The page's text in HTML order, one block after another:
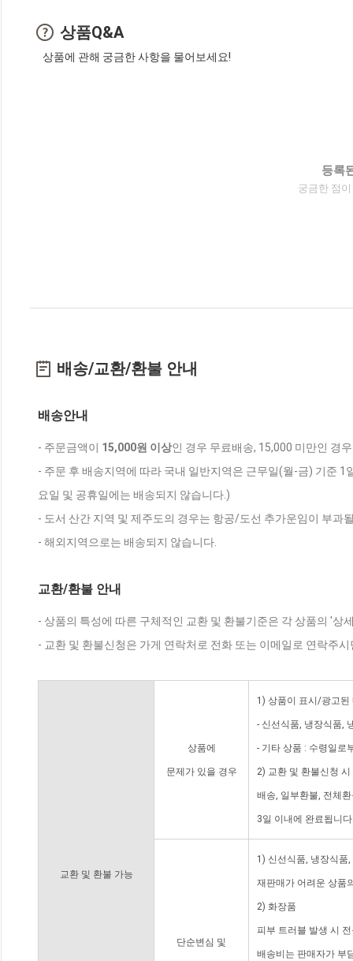
상품Q&A
상품에 관해 궁금한 사항을 물어보세요!
등록
궁금한 점
배송/교환/환불 안내
배송안내
- 주문금액이 15,000원 이상인 경우 무료배송, 15,000 미만인 경
- 주문 후 배송지역에 따라 국내 일반지역은 근무일(월-금) 기준
요일 및 공휴일에는 배송되지 않습니다.)
- 도서 산간 지역 및 제주도의 경우는 항공/도선 추가운임이 부과
- 해외지역으로는 배송되지 않습니다.
교환/환불 안내
- 상품의 특성에 따른 구체적인 교환 및 환불기준은 각 상품의 '상
- 교환 및 환불신청은 가게 연락처로 전화 또는 이메일로 연락주
교환 및 환불 가능
상품에
문제가 있을 경우
1) 상품이 표시/광고된
- 신선식품, 냉장식품,
- 기타 상품 : 수령일로
2) 교환 및 환불신청
배송, 일부환불, 전체
3일 이내에 완료됩니
단순변심 및
1) 신선식품, 냉장식품
재판매가 어려운 상품
2) 화장품
피부 트러블 발생 시
배송비는 판매자가 부